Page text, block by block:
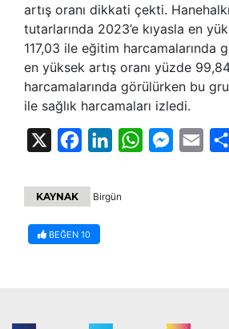
artış oranı dikkati çekti.
tutarlarında 2023’e kıyasla en
117,03 ile eğitim harcamalarında
en yüksek artış oranı yüzde
harcamalarında görülürken bu
ile sağlık harcamaları izledi.
FacebookLinkedInWhatsApp Email
KAYNAK Birgün
BEĞEN 10